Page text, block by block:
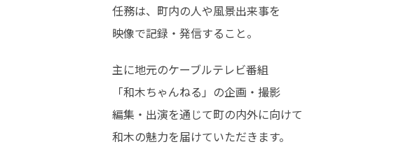
任務は、町内の人や風景出来事を
映像で記録・発信すること。
主に地元のケーブルテレビ番組
「和木ちゃんねる」の企画・撮影
編集・出演を通じて町の内外に向けて
和木の魅力を届けていただきます。